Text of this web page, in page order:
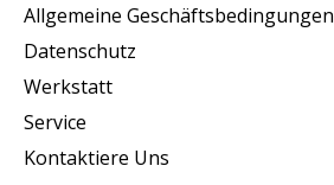
Allgemeine Geschäftsbedingungen
Datenschutz
Werkstatt
Service
Kontaktiere Uns